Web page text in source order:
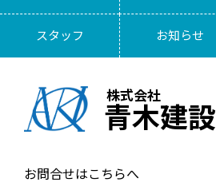
スタッフ お知らせ
株式会社
青木建設
お問合せはこちらへ